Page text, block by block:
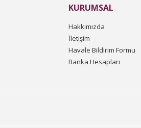
Gönder
KURUMSAL
Hakkımızda
İletişim
Havale Bildirim Formu
Banka Hesapları